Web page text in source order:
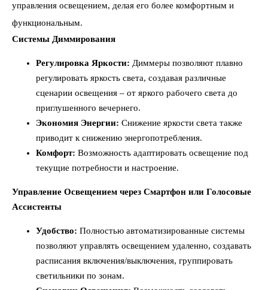
управления освещением, делая его более комфортным и
функциональным.
Системы Диммирования
Регулировка Яркости: Диммеры позволяют плавно
регулировать яркость света, создавая различные
сценарии освещения – от яркого рабочего света до
приглушенного вечернего.
Экономия Энергии: Снижение яркости света также
приводит к снижению энергопотребления.
Комфорт: Возможность адаптировать освещение под
текущие потребности и настроение.
Управление Освещением через Смартфон или Голосовые
Ассистенты
Удобство: Полностью автоматизированные системы
позволяют управлять освещением удаленно, создавать
расписания включения/выключения, группировать
светильники по зонам.